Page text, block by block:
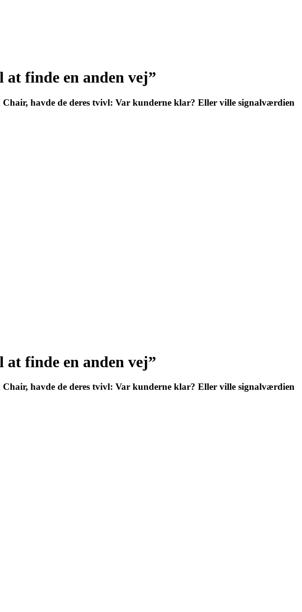
finde en anden vej”
Chair, havde de deres tvivl: Var kunderne klar? Eller ville signalværdien
finde en anden vej”
Chair, havde de deres tvivl: Var kunderne klar? Eller ville signalværdien